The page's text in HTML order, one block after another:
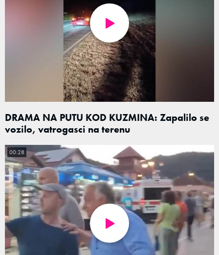
DRAMA NA PUTU KOD KUZMINA: Zapalilo se
vozilo, vatrogasci na terenu
00:28